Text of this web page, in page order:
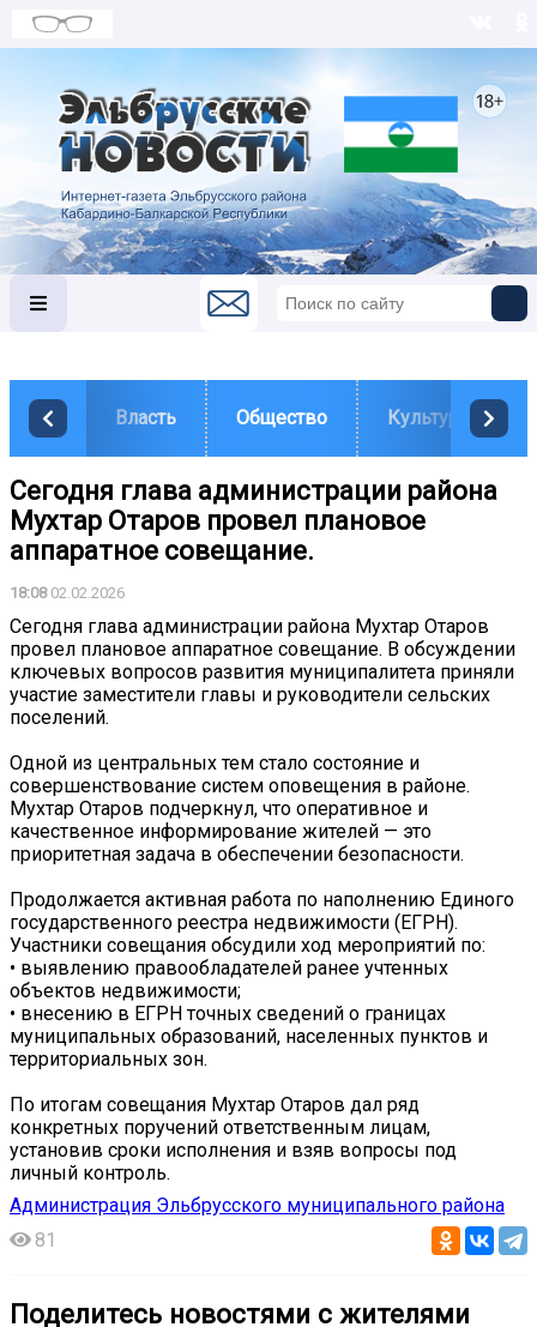
Власть Общество Культура
Сегодня глава администрации района
Мухтар Отаров провел плановое
аппаратное совещание.
18:0802.02.2026
Сегодня глава администрации района Мухтар Отаров
провел плановое аппаратное совещание. В обсуждении
ключевых вопросов развития муниципалитета приняли
участие заместители главы и руководители сельских
поселений.
Одной из центральных тем стало состояние и
совершенствование систем оповещения в районе.
Мухтар Отаров подчеркнул, что оперативное и
качественное информирование жителей — это
приоритетная задача в обеспечении безопасности.
Продолжается активная работа по наполнению Единого
государственного реестра недвижимости (ЕГРН).
Участники совещания обсудили ход мероприятий по:
• выявлению правообладателей ранее учтенных
объектов недвижимости;
• внесению в ЕГРН точных сведений о границах
муниципальных образований, населенных пунктов и
территориальных зон.
По итогам совещания Мухтар Отаров дал ряд
конкретных поручений ответственным лицам,
установив сроки исполнения и взяв вопросы под
личный контроль.
Администрация Эльбрусского муниципального района
81
Поделитесь новостями с жителями